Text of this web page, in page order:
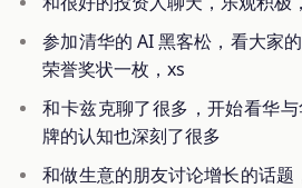
参加清华的 AI 黑客松，看大家
荣誉奖状一枚，xs
和卡兹克聊了很多，开始看华
牌的认知也深刻了很多
和做生意的朋友讨论增长的话题